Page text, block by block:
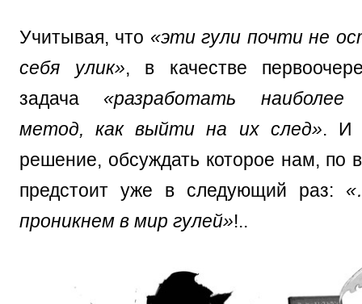
Учитывая, что «эти гули почти не
себя улик», в качестве
задача «разработать
метод, как выйти на их след». И
решение, обсуждать которое нам, по
предстоит уже в следующий раз:
проникнем в мир гулей»!..